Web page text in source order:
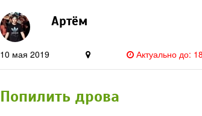
Артём
10 мая 2019 Актуально до:
Попилить дрова